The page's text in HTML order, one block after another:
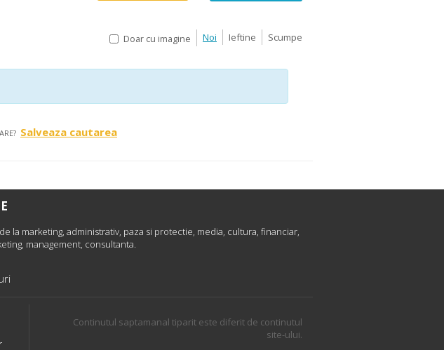
Doar cu imagine Noi Ieftine Scumpe
Salveaza cautarea
marketing, administrativ, paza si protectie, media, cultura, financiar,
management, consultanta.
Continutul saptamanal tiparit este diferit de continutul
site-ului.